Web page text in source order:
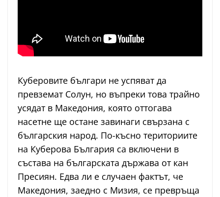
Куберовите българи не успяват да
превземат Солун, но въпреки това трайно
усядат в Македония, която оттогава
насетне ще остане завинаги свързана с
българския народ. По-късно териториите
на Куберова България са включени в
състава на българската държава от кан
Пресиян. Едва ли е случаен фактът, че
Македония, заедно с Мизия, се превръща